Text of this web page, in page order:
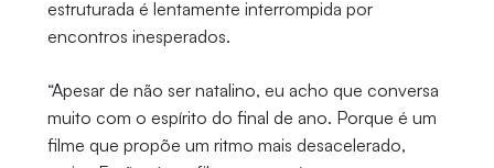
estruturada é lentamente interrompida por
encontros inesperados.
“Apesar de não ser natalino, eu acho que conversa
muito com o espírito do final de ano. Porque é um
filme que propõe um ritmo mais desacelerado,